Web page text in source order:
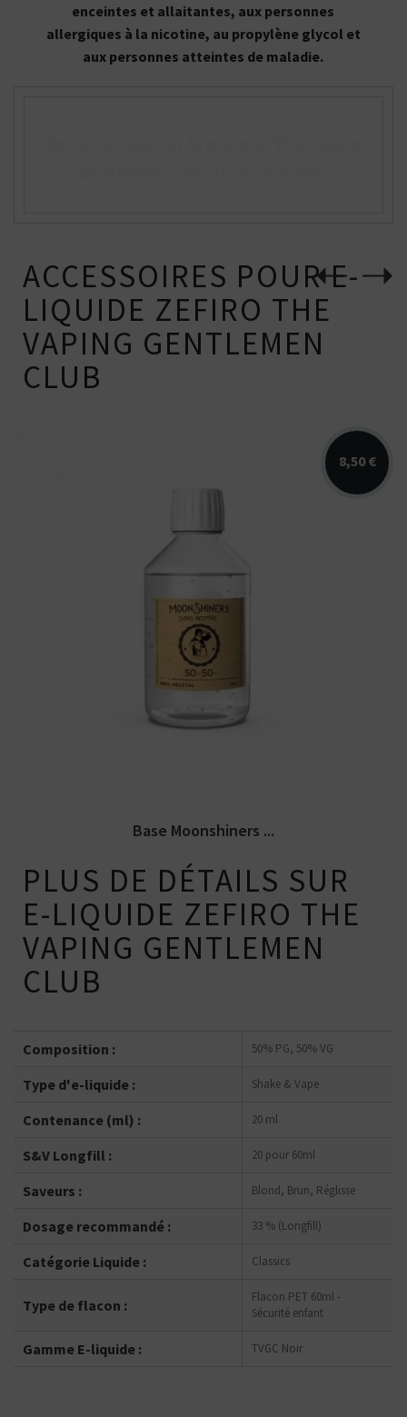
enceintes et allaitantes, aux personnes
allergiques à la nicotine, au propylène glycol et
aux personnes atteintes de maladie.
ACCESSOIRES POUR E-
LIQUIDE ZEFIRO THE
VAPING GENTLEMEN
CLUB
8,50 €
E-liquide de base 50% PG / 50% VG sans
nicotine 100% végétal. Fabriqué...
Base Moonshiners ...
PLUS DE DÉTAILS SUR
E-LIQUIDE ZEFIRO THE
VAPING GENTLEMEN
CLUB
Composition : 50% PG, 50% VG
Type d'e-liquide : Shake & Vape
Contenance (ml) : 20 ml
S&V Longfill : 20 pour 60ml
Saveurs : Blond, Brun, Réglisse
Dosage recommandé : 33 % (Longfill)
Catégorie Liquide : Classics
Type de flacon :
Flacon PET 60ml -
Sécurité enfant
Gamme E-liquide : TVGC Noir